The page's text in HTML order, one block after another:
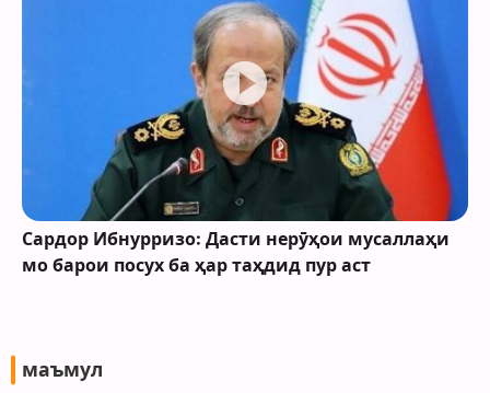
Сардор Ибнурризо: Дасти нерӯҳои мусаллаҳи
мо барои посух ба ҳар таҳдид пур аст
маъмул